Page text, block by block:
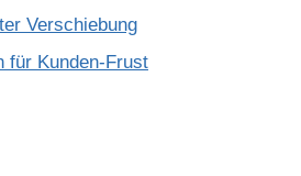
Verschiebung
für Kunden-Frust